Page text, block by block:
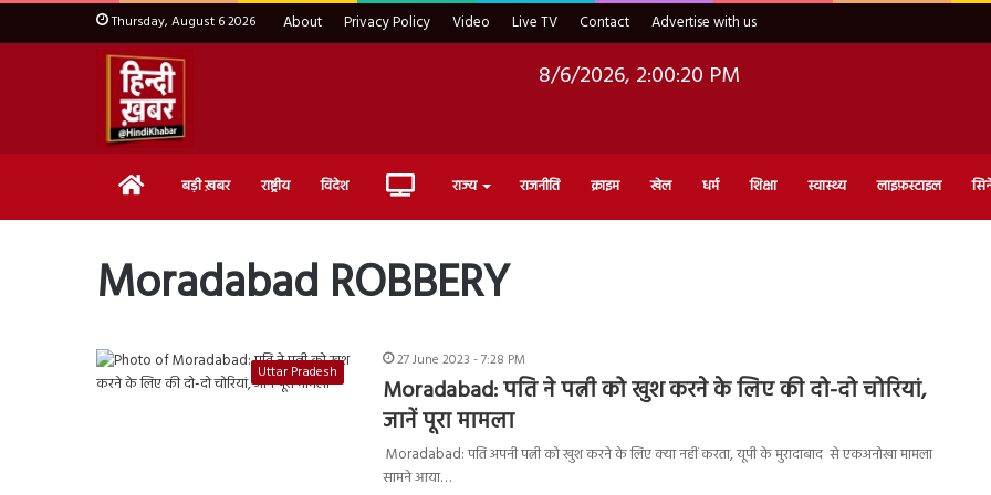
Thursday, August 6 2026 About Privacy Policy Video Live TV Contact Advertise with us
8/6/2026, 2:00:21 PM
Home बड़ी ख़बर राष्ट्रीय विदेश Live राज्य राजनीति क्राइम खेल धर्म शिक्षा स्वास्थ्य लाइफ़स्टाइल
Moradabad ROBBERY
Uttar Pradesh
27 June 2023 - 7:28 PM
Moradabad: पति ने पत्नी को खुश करने के लिए की दो-दो चोरियां,
जानें पूरा मामला
Moradabad: पति अपनी पत्नी को खुश करने के लिए क्या नहीं करता, यूपी के मुरादाबाद से एकअनोखा मामला
सामने आया…